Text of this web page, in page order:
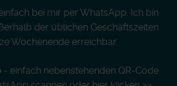
bei mir per WhatsApp. Ich bin
der üblichen Geschäftszeiten
Wochenende erreichbar.
- einfach nebenstehenden QR-Code